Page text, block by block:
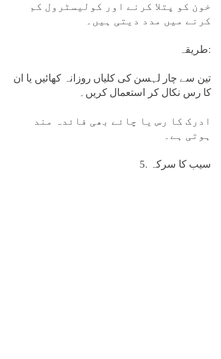
خون کو پتلا کرنے اور کولیسٹرول کم
کرنے میں مدد دیتی ہیں۔
طریقہ:
تین سے چار لہسن کی کلیاں روزانہ کھائیں یا ان
کا رس نکال کر استعمال کریں۔
ادرک کا رس یا چائے بھی فائدہ مند
ہوتی ہے۔
5. سیب کا سرکہ